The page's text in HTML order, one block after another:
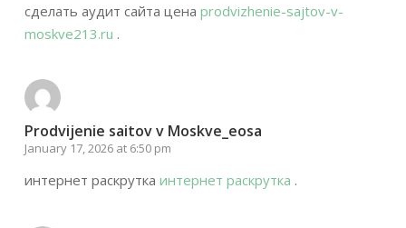
сделать аудит сайта цена prodvizhenie-sajtov-v-
moskve213.ru .
Prodvijenie saitov v Moskve_eosa
January 17, 2026 at 6:50 pm
интернет раскрутка интернет раскрутка .